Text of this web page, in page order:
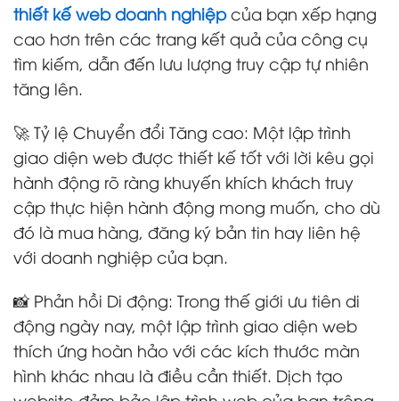
thiết kế web doanh nghiệpcủa bạn xếp hạng
cao hơn trên các trang kết quả của công cụ
tìm kiếm, dẫn đến lưu lượng truy cập tự nhiên
tăng lên.
🚀 Tỷ lệ Chuyển đổi Tăng cao: Một lập trình
giao diện web được thiết kế tốt với lời kêu gọi
hành động rõ ràng khuyến khích khách truy
cập thực hiện hành động mong muốn, cho dù
đó là mua hàng, đăng ký bản tin hay liên hệ
với doanh nghiệp của bạn.
📸 Phản hồi Di động: Trong thế giới ưu tiên di
động ngày nay, một lập trình giao diện web
thích ứng hoàn hảo với các kích thước màn
hình khác nhau là điều cần thiết. Dịch tạo